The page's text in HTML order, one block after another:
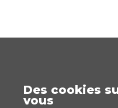
Des cookies
vous